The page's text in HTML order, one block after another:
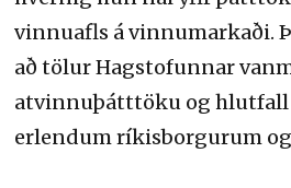
vinnuafls á vinnumarkaði.
að tölur Hagstofunnar
atvinnuþátttöku og hlutfall
erlendum ríkisborgurum